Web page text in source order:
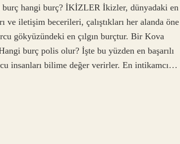
hangi burç? İKİZLER İkizler, dünyadaki en
ve iletişim becerileri, çalıştıkları her alanda öne
gökyüzündeki en çılgın burçtur. Bir Kova
burç polis olur? İşte bu yüzden en başarılı
insanları bilime değer verirler. En intikamcı…